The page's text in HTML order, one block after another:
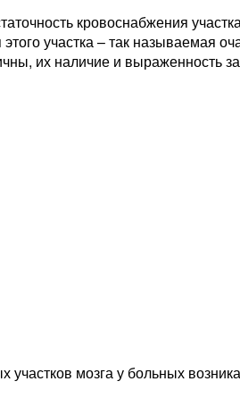
кровоснабжения
участка – так называемая
их наличие и выраженность
мозга у больных